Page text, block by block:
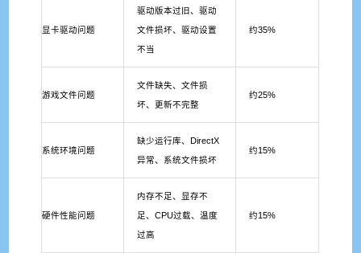
显卡驱动问题
驱动版本过旧、驱动
文件损坏、驱动设置
不当
约35%
游戏文件问题
文件缺失、文件损
坏、更新不完整
约25%
系统环境问题
缺少运行库、DirectX
异常、系统文件损坏
约15%
硬件性能问题
内存不足、显存不
足、CPU过载、温度
过高
约15%